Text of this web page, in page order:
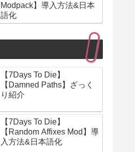
Modpack】導入方法&日本
語化
【7Days To Die】
【Damned Paths】ざっく
り紹介
【7Days To Die】
【Random Affixes Mod】導
入方法&日本語化